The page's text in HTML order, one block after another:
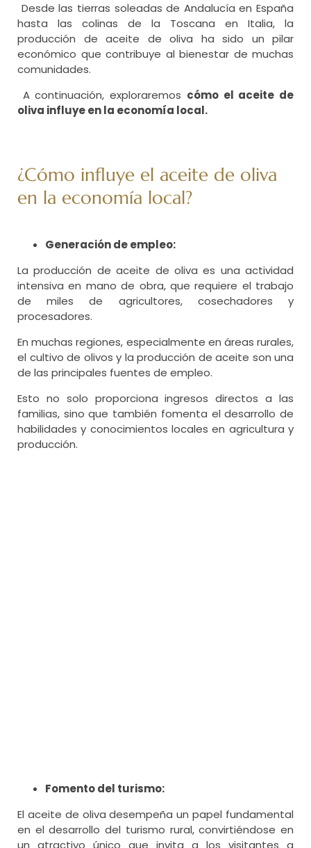
Desde las tierras soleadas de Andalucía en España
hasta las colinas de la Toscana en Italia, la
producción de aceite de oliva ha sido un pilar
económico que contribuye al bienestar de muchas
comunidades.
A continuación, exploraremos cómo el aceite de
oliva influye en la economía local.
¿Cómo influye el aceite de oliva
en la economía local?
Generación de empleo:
La producción de aceite de oliva es una actividad
intensiva en mano de obra, que requiere el trabajo
de miles de agricultores, cosechadores y
procesadores.
En muchas regiones, especialmente en áreas rurales,
el cultivo de olivos y la producción de aceite son una
de las principales fuentes de empleo.
Esto no solo proporciona ingresos directos a las
familias, sino que también fomenta el desarrollo de
habilidades y conocimientos locales en agricultura y
producción.
Fomento del turismo:
El aceite de oliva desempeña un papel fundamental
en el desarrollo del turismo rural, convirtiéndose en
un atractivo único que invita a los visitantes a